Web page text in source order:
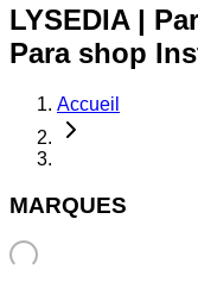
LYSEDIA |
Para shop
Accueil
MARQUES